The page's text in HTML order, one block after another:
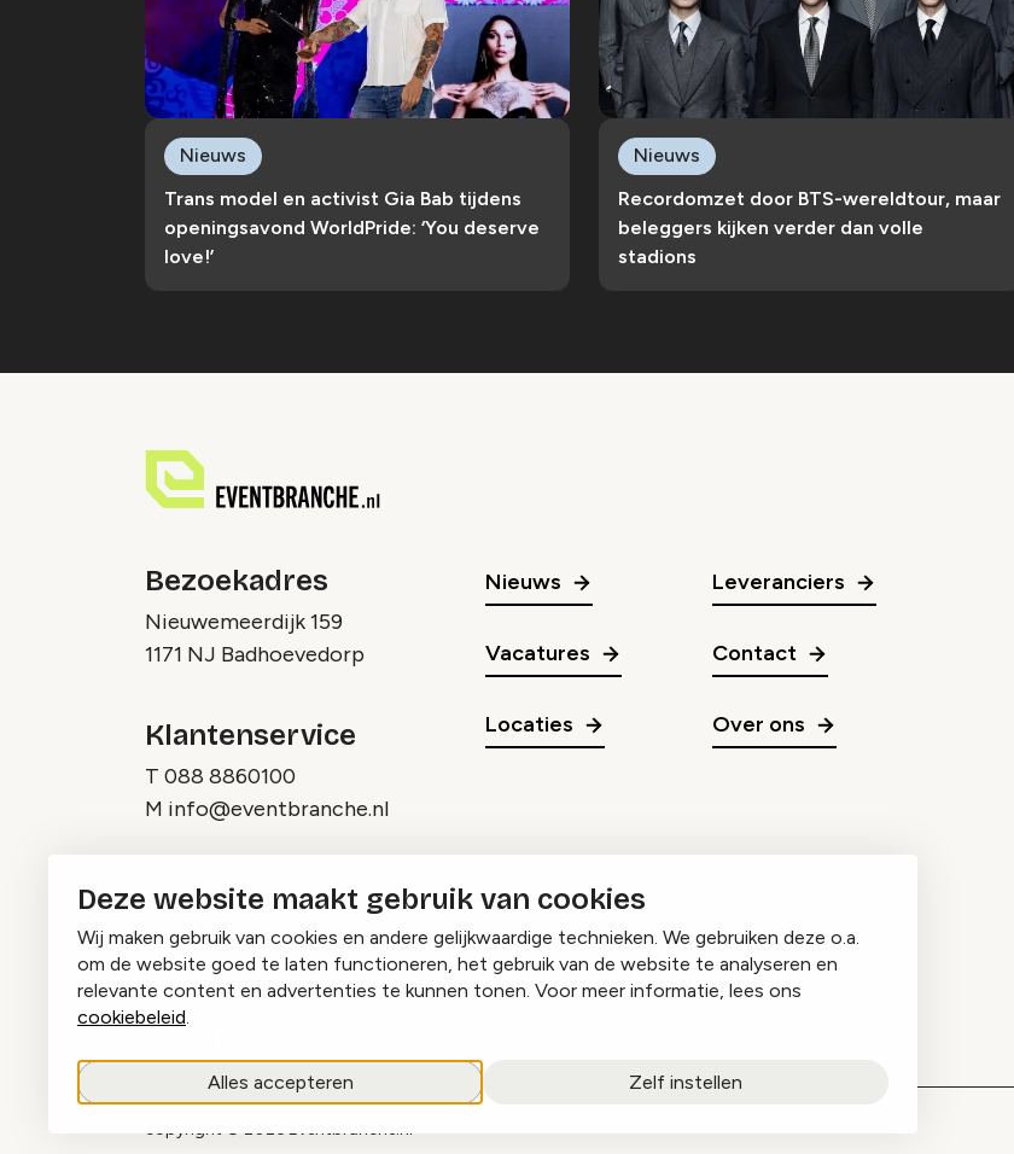
Deze website maakt gebruik van cookies
Wij maken gebruik van cookies en andere gelijkwaardige technieken. We gebruiken deze o.a.
om de website goed te laten functioneren, het gebruik van de website te analyseren en
relevante content en advertenties te kunnen tonen. Voor meer informatie, lees ons
cookiebeleid.
Alles accepteren Zelf instellen
Trans model en activist Gia Bab tijdens
openingsavond WorldPride: ‘You deserve
love!’
Nieuws
Recordomzet door BTS-wereldtour, maar
beleggers kijken verder dan volle
stadions
Nieuws
Bezoekadres
Nieuwemeerdijk 159
1171 NJ Badhoevedorp
Klantenservice
T 088 8860100
M info@eventbranche.nl
Nieuws
Vacatures
Locaties
Leveranciers
Contact
Over ons
copyright © 2026 Eventbranche.nl